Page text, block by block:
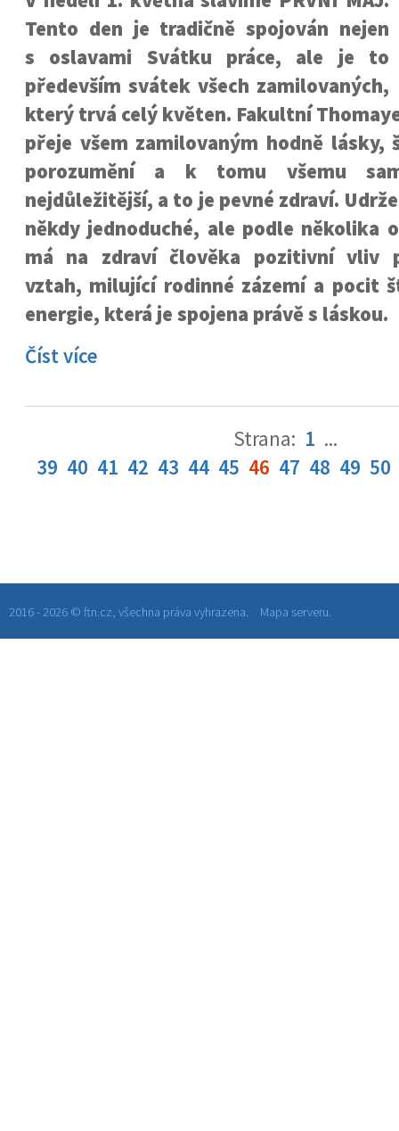
Tento den je tradičně spojován nejen
s oslavami Svátku práce, ale je to
především svátek všech zamilovaných,
který trvá celý květen. Fakultní
přeje všem zamilovaným hodně lásky,
porozumění a k tomu všemu
nejdůležitější, a to je pevné zdraví.
někdy jednoduché, ale podle několika
má na zdraví člověka pozitivní vliv
vztah, milující rodinné zázemí a pocit
energie, která je spojena právě s láskou.
Číst více
Strana: 1 ...
39 40 41 42 43 44 45 46 47 48 49 50
2016 - 2026 © ftn.cz, všechna práva vyhrazena. Mapa serveru.